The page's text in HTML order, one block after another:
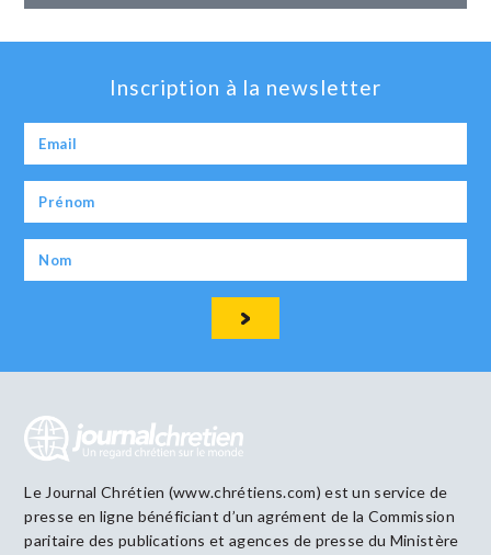
Inscription à la newsletter
Le Journal Chrétien (www.chrétiens.com) est un service de
presse en ligne bénéficiant d’un agrément de la Commission
paritaire des publications et agences de presse du Ministère